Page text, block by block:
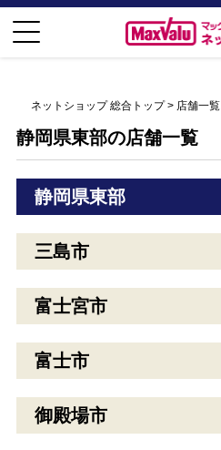
ネットショップ 総合トップ 店舗一覧
静岡県東部の店舗一覧
静岡県東部
三島市
富士宮市
富士市
御殿場市